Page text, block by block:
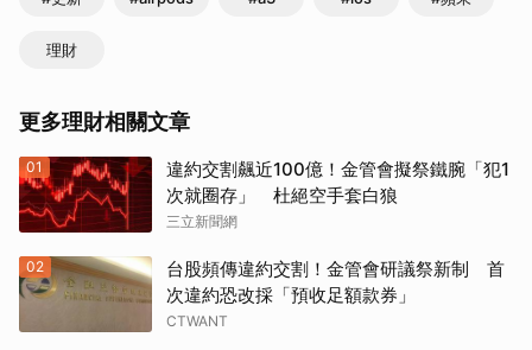
理財
更多理財相關文章
01
違約交割飆近100億！金管會擬祭鐵腕「犯1
次就圈存」 杜絕空手套白狼
三立新聞網
02
台股頻傳違約交割！金管會研議祭新制 首
次違約恐改採「預收足額款券」
CTWANT